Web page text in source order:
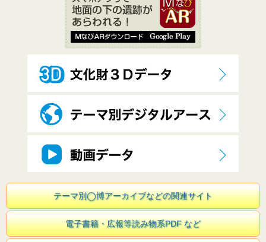
テーマ別◯博アーカイブなどの関連サイト
電子書籍・広報等読み物系PDF など